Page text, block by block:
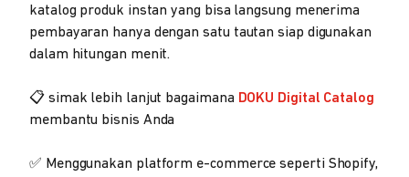
katalog produk instan yang bisa langsung menerima
pembayaran hanya dengan satu tautan siap digunakan
dalam hitungan menit.
📋 simak lebih lanjut bagaimana DOKU Digital Catalog
membantu bisnis Anda
✅ Menggunakan platform e-commerce seperti Shopify,